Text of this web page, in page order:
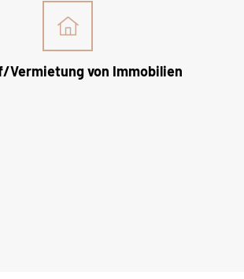
Vermietung von Immobilien